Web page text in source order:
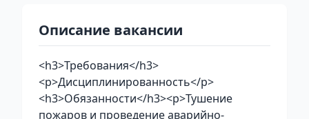
Описание вакансии
<h3>Требования</h3>
<p>Дисциплинированность</p>
<h3>Обязанности</h3><p>Тушение
пожаров и проведение аварийно-